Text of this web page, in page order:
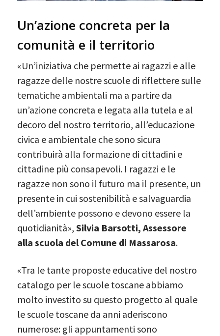
Un’azione concreta per la
comunità e il territorio
«Un’iniziativa che permette ai ragazzi e alle
ragazze delle nostre scuole di riflettere sulle
tematiche ambientali ma a partire da
un’azione concreta e legata alla tutela e al
decoro del nostro territorio, all’educazione
civica e ambientale che sono sicura
contribuirà alla formazione di cittadini e
cittadine più consapevoli. I ragazzi e le
ragazze non sono il futuro ma il presente, un
presente in cui sostenibilità e salvaguardia
dell’ambiente possono e devono essere la
quotidianità», Silvia Barsotti, Assessore
alla scuola del Comune di Massarosa.
«Tra le tante proposte educative del nostro
catalogo per le scuole toscane abbiamo
molto investito su questo progetto al quale
le scuole toscane da anni aderiscono
numerose: gli appuntamenti sono